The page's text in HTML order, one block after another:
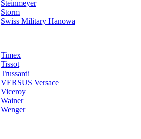
Steinmeyer
Storm
Swiss Military Hanowa
Timex
Tissot
Trussardi
VERSUS Versace
Viceroy
Wainer
Wenger